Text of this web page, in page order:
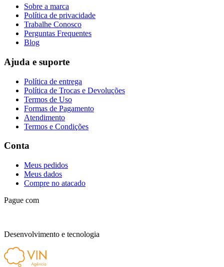
Sobre a marca
Política de privacidade
Trabalhe Conosco
Perguntas Frequentes
Blog
Ajuda e suporte
Política de entrega
Política de Trocas e Devoluções
Termos de Uso
Formas de Pagamento
Atendimento
Termos e Condições
Conta
Meus pedidos
Meus dados
Compre no atacado
Pague com
Desenvolvimento e tecnologia